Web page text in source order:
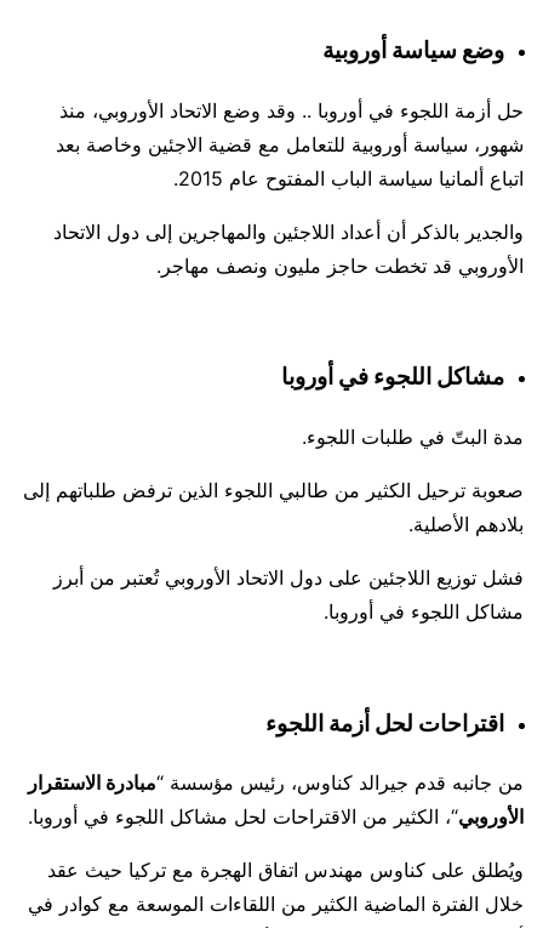
وضع سياسة أوروبية
حل أزمة اللجوء في أوروبا .. وقد وضع الاتحاد الأوروبي، منذ
شهور، سياسة أوروبية للتعامل مع قضية الاجئين وخاصة بعد
اتباع ألمانيا سياسة الباب المفتوح عام 2015.
والجدير بالذكر أن أعداد اللاجئين والمهاجرين إلى دول الاتحاد
الأوروبي قد تخطت حاجز مليون ونصف مهاجر.
مشاكل اللجوء في أوروبا
مدة البتّ في طلبات اللجوء.
صعوبة ترحيل الكثير من طالبي اللجوء الذين ترفض طلباتهم إلى
بلادهم الأصلية.
فشل توزيع اللاجئين على دول الاتحاد الأوروبي تُعتبر من أبرز
مشاكل اللجوء في أوروبا.
اقتراحات لحل أزمة اللجوء
من جانبه قدم جيرالد كناوس، رئيس مؤسسة “مبادرة الاستقرار
الأوروبي“، الكثير من الاقتراحات لحل مشاكل اللجوء في أوروبا.
ويُطلق على كناوس مهندس اتفاق الهجرة مع تركيا حيث عقد
خلال الفترة الماضية الكثير من اللقاءات الموسعة مع كوادر في